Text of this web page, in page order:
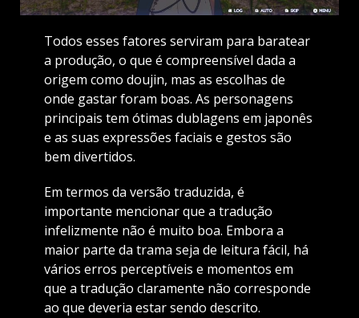
Todos esses fatores serviram para baratear
a produção, o que é compreensível dada a
origem como doujin, mas as escolhas de
onde gastar foram boas. As personagens
principais tem ótimas dublagens em japonês
e as suas expressões faciais e gestos são
bem divertidos.
Em termos da versão traduzida, é
importante mencionar que a tradução
infelizmente não é muito boa. Embora a
maior parte da trama seja de leitura fácil, há
vários erros perceptíveis e momentos em
que a tradução claramente não corresponde
ao que deveria estar sendo descrito.